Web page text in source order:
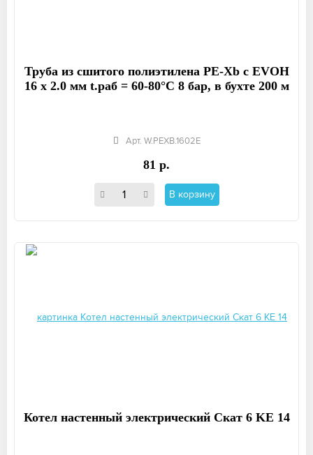
Труба из сшитого полиэтилена PE-Xb с EVOH
16 x 2.0 мм t.раб = 60-80°C 8 бар, в бухте 200 м
Арт. W.PEXB.1602E
81 р.
В корзину
Котел настенный электрический Скат 6 KE 14